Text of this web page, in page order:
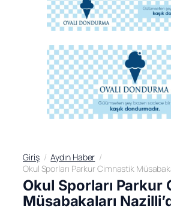
Giriş
Aydın Haber
Okul Sporları Parkur Cimnastik
Okul Sporları Parkur
Müsabakaları